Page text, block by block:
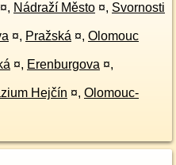
¤, Nádraží Město ¤, Svornosti
¤, Pražská ¤, Olomouc
¤, Erenburgova ¤,
Hejčín ¤, Olomouc-